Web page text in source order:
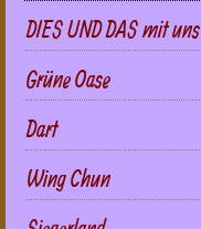
DIES UND DAS mit uns
Grüne Oase
Dart
Wing Chun